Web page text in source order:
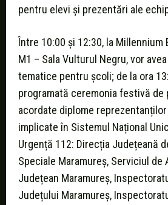
pentru elevi și prezentări ale
Între 10:00 și 12:30, la
M1 – Sala Vulturul Negru, vor
tematice pentru școli; de la ora
programată ceremonia festivă de
acordate diplome
implicate în Sistemul Național
Urgență 112: Direcția Județeană
Speciale Maramureș, Serviciul de
Județean Maramureș,
Județului Maramureș,